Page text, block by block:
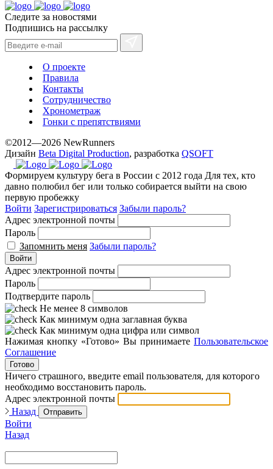
Следите за новостями
Подпишись на рассылку
О проекте
Правила
Контакты
Сотрудничество
Хронометраж
Гонки с препятствиями
©2012—2026 NewRunners
Дизайн Beta Digital Production, разработка QSOFT
Формируем культуру бега в России с 2012 года Для тех, кто
давно полюбил бег или только собирается выйти на свою
первую пробежку
Войти Зарегистрироваться Забыли пароль?
Адрес электронной почты
Пароль
Запомнить меня Забыли пароль?
Войти
Адрес электронной почты
Пароль
Подтвердите пароль
Не менее 8 символов
Как минимум одна заглавная буква
Как минимум одна цифра или символ
Нажимая кнопку «Готово» Вы принимаете Пользовательское
Соглашение
Готово
Ничего страшного, введите email пользователя, для которого
необходимо восстановить пароль.
Адрес электронной почты
Назад
Отправить
Войти
Назад